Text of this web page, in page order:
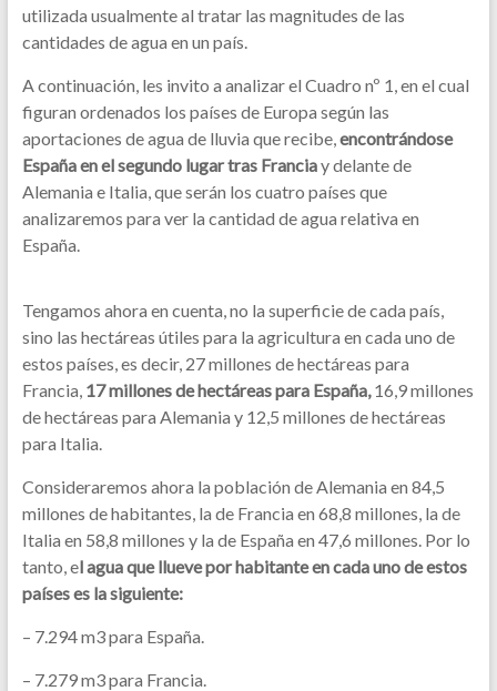
utilizada usualmente al tratar las magnitudes de las
cantidades de agua en un país.
A continuación, les invito a analizar el Cuadro nº 1, en el cual
figuran ordenados los países de Europa según las
aportaciones de agua de lluvia que recibe, encontrándose
España en el segundo lugar tras Franciay delante de
Alemania e Italia, que serán los cuatro países que
analizaremos para ver la cantidad de agua relativa en
España.
Tengamos ahora en cuenta, no la superficie de cada país,
sino las hectáreas útiles para la agricultura en cada uno de
estos países, es decir, 27 millones de hectáreas para
Francia, 17 millones de hectáreas para España,16,9 millones
de hectáreas para Alemania y 12,5 millones de hectáreas
para Italia.
Consideraremos ahora la población de Alemania en 84,5
millones de habitantes, la de Francia en 68,8 millones, la de
Italia en 58,8 millones y la de España en 47,6 millones. Por lo
tanto, el agua que llueve por habitante en cada uno de estos
países es la siguiente:
– 7.294 m3 para España.
– 7.279 m3 para Francia.